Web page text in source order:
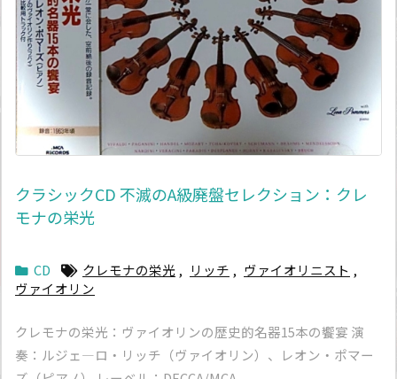
クラシックCD 不滅のA級廃盤セレクション：クレ
モナの栄光
CD クレモナの栄光 , リッチ , ヴァイオリニスト ,
ヴァイオリン
クレモナの栄光：ヴァイオリンの歴史的名器15本の饗宴 演
奏：ルジェ―ロ・リッチ（ヴァイオリン）、レオン・ポマー